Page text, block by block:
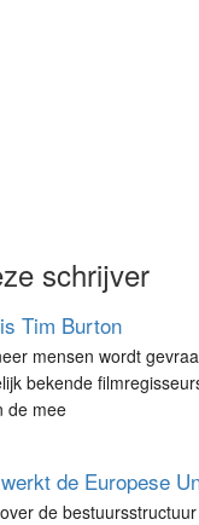
schrijver
Tim Burton
mensen wordt
bekende
de mee
de Europese
de